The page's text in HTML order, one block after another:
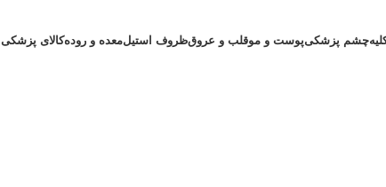
چشم پزشکیپوست و موقلب و عروقظروف استیلمعده و رودهکالای پزشکی